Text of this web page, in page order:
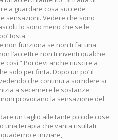
a guardare cosa succede
sensazioni. Vedere che sono
lo sono meno che se le
tosta.
non funziona se non ti fai una
l’accetti e non ti inventi qualche
così.” Poi devi anche riuscire a
solo per finta. Dopo un po’ il
che continui a sorridere si
a secernere le sostanze
provocano la sensazione del
un taglio alle tante piccole cose
una terapia che vanta risultati
e iniziare,